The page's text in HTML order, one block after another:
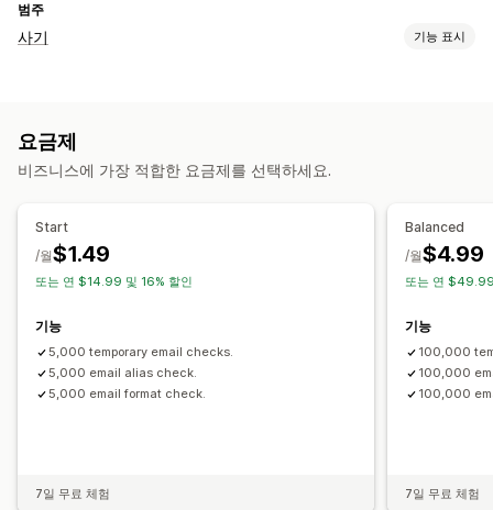
범주
사기 기능 표시
예방 도구
요금제
비즈니스에 가장 적합한 요금제를 선택하세요.
Start
$1.49
/월
또는 연 $14.99 및 16% 할인
기능
5,000 temporary email checks.
5,000 email alias check.
5,000 email format check.
7일 무료 체험
Balanced
$4.99
/월
또는 연
기능
100,000
100,000
100,000
7일 무료 체험